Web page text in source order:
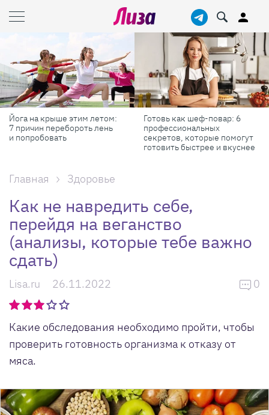
Готовь как шеф-повар: 6
профессиональных
секретов, которые помогут
Масштабные приключения:
самые красивые фестивали
России в августе
Главная Здоровье
Как не навредить себе,
перейдя на веганство
(анализы, которые тебе важно
сдать)
Lisa.ru 26.11.2022 0
Какие обследования необходимо пройти, чтобы
проверить готовность организма к отказу от
мяса.